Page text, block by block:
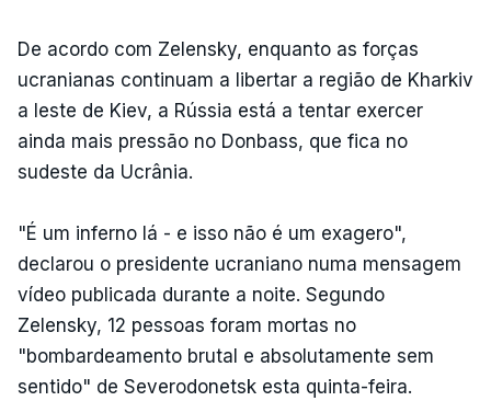
De acordo com Zelensky, enquanto as forças
ucranianas continuam a libertar a região de Kharkiv
a leste de Kiev, a Rússia está a tentar exercer
ainda mais pressão no Donbass, que fica no
sudeste da Ucrânia.
"É um inferno lá - e isso não é um exagero",
declarou o presidente ucraniano numa mensagem
vídeo publicada durante a noite. Segundo
Zelensky, 12 pessoas foram mortas no
"bombardeamento brutal e absolutamente sem
sentido" de Severodonetsk esta quinta-feira.